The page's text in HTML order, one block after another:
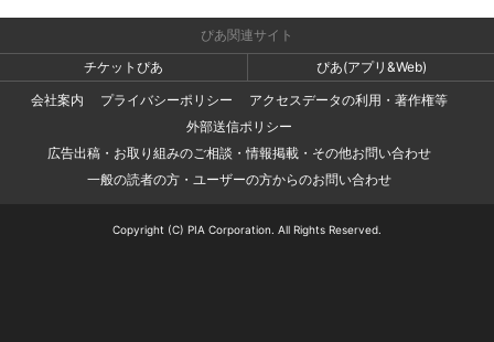
ぴあ関連サイト
チケットぴあ
ぴあ(アプリ&Web)
会社案内
プライバシーポリシー
アクセスデータの利用・著作権等
外部送信ポリシー
広告出稿・お取り組みのご相談・情報掲載・その他お問い合わせ
一般の読者の方・ユーザーの方からのお問い合わせ
Copyright (C) PIA Corporation. All Rights Reserved.